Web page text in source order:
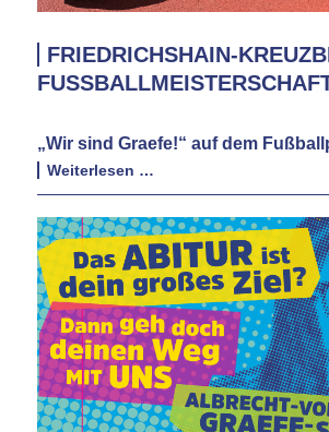
FRIEDRICHSHAIN-
FUSSBALLMEISTERSCHAFT
„Wir sind Graefe!“ auf dem
Weiterlesen …
Kreuzberger
Fußballmeisterschaft